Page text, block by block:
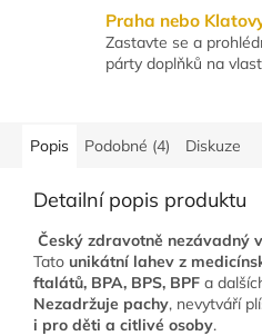
Praha nebo
Zastavte se a
párty doplňků na
Popis Podobné (4) Diskuze
Detailní popis produktu
Český zdravotně nezávadný
Tato unikátní lahev z
ftalátů, BPA, BPS, BPF a
Nezadržuje pachy, nevytváří
i pro děti a citlivé osoby.